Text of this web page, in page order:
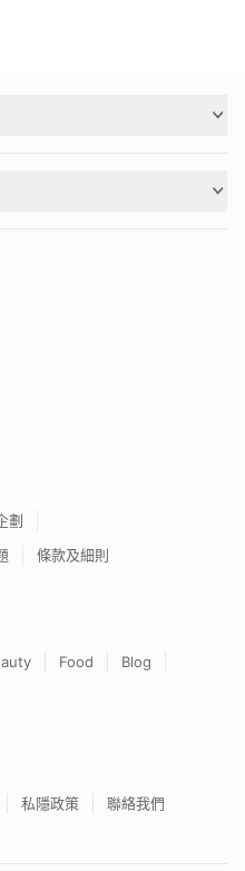
劃
條款及細則
Food
Blog
私隱政策 聯絡我們